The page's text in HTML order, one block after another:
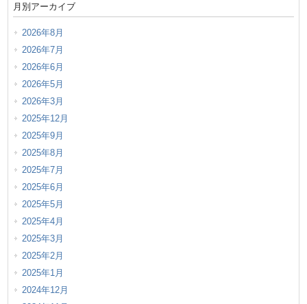
月別アーカイブ
2026年8月
2026年7月
2026年6月
2026年5月
2026年3月
2025年12月
2025年9月
2025年8月
2025年7月
2025年6月
2025年5月
2025年4月
2025年3月
2025年2月
2025年1月
2024年12月